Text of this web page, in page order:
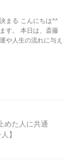
まる こんにちは^^
す。 本日は、斎藤
や人生の流れに与え
めた人に共通
】